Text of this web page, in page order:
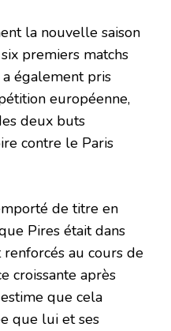
la nouvelle saison
premiers matchs
également pris
européenne,
deux buts
contre le Paris
de titre en
Pires était dans
renforcés au cours de
croissante après
que cela
que lui et ses